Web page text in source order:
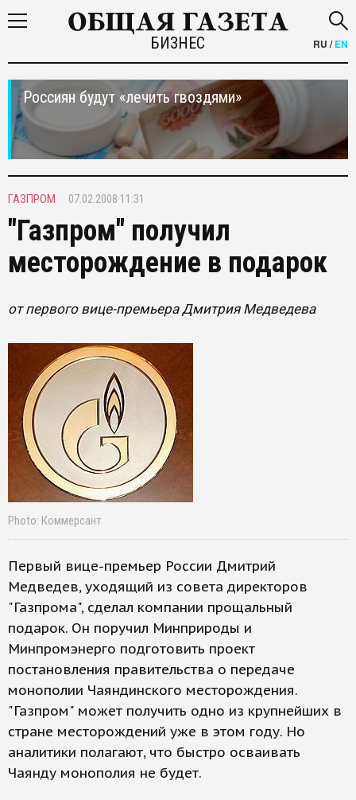
БИЗНЕС RU /EN
Россиян будут «лечить гвоздями»
ГАЗПРОМ 07.02.2008 11:31
"Газпром" получил
месторождение в подарок
от первого вице-премьера Дмитрия Медведева
Photo: Коммерсант
Первый вице-премьер России Дмитрий
Медведев, уходящий из совета директоров
"Газпрома", сделал компании прощальный
подарок. Он поручил Минприроды и
Минпромэнерго подготовить проект
постановления правительства о передаче
монополии Чаяндинского месторождения.
"Газпром" может получить одно из крупнейших в
стране месторождений уже в этом году. Но
аналитики полагают, что быстро осваивать
Чаянду монополия не будет.